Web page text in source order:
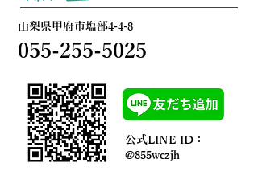
山梨県甲府市塩部4-4-8
055-255-5025
公式LINE ID：
@855wczjh